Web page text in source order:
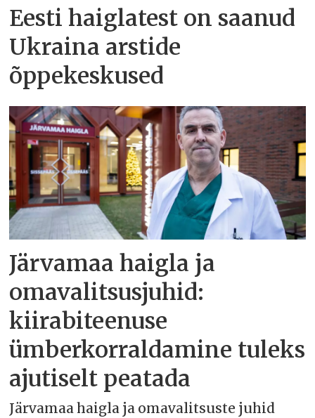
Eesti haiglatest on saanud
Ukraina arstide
õppekeskused
Järvamaa haigla ja
omavalitsusjuhid:
kiirabiteenuse
ümberkorraldamine tuleks
ajutiselt peatada
Järvamaa haigla ja omavalitsuste juhid